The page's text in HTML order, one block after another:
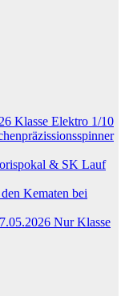
Klasse Elektro 1/10
& SK Lauf
Kematen bei
Nur Klasse